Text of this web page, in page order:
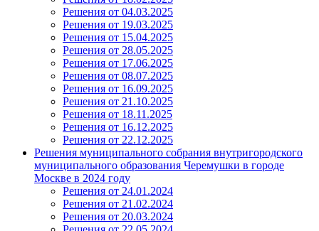
Решения от 04.03.2025
Решения от 19.03.2025
Решения от 15.04.2025
Решения от 28.05.2025
Решения от 17.06.2025
Решения от 08.07.2025
Решения от 16.09.2025
Решения от 21.10.2025
Решения от 18.11.2025
Решения от 16.12.2025
Решения от 22.12.2025
Решения муниципального собрания внутригородского
муниципального образования Черемушки в городе
Москве в 2024 году
Решения от 24.01.2024
Решения от 21.02.2024
Решения от 20.03.2024